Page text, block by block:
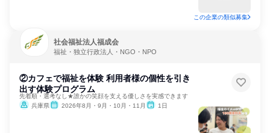
この企業の類似募集
社会福祉法人福成会
福祉・独立行政法人・NGO・NPO
②カフェで福祉を体験 利用者様の個性を引き
出す体験プログラム
先着順・選考なし★誰かの笑顔を支える優しさを実感できます
兵庫県
2026年8月・9月・10月・11月 1日